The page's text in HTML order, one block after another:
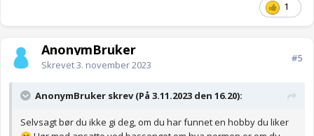
1
AnonymBruker
Skrevet3. november 2023
#5
AnonymBruker skrev (På 3.11.2023 den 16.20):
Selvsagt bør du ikke gi deg, om du har funnet en hobby du liker